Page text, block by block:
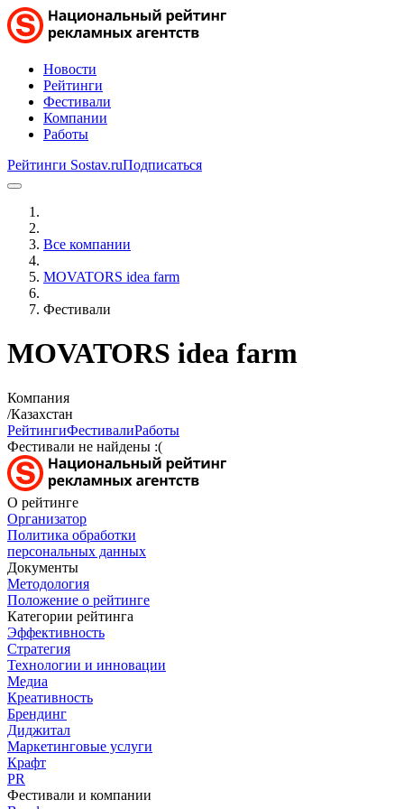
Новости
Рейтинги
Фестивали
Компании
Работы
Рейтинги Sostav.ruПодписаться
Все компании
MOVATORS idea farm
Фестивали
MOVATORS idea farm
Компания
/Казахстан
РейтингиФестивалиРаботы
Фестивали не найдены :(
О рейтинге
Организатор
Политика обработки
персональных данных
Документы
Методология
Положение о рейтинге
Категории рейтинга
Эффективность
Стратегия
Технологии и инновации
Медиа
Креативность
Брендинг
Диджитал
Маркетинговые услуги
Крафт
PR
Фестивали и компании